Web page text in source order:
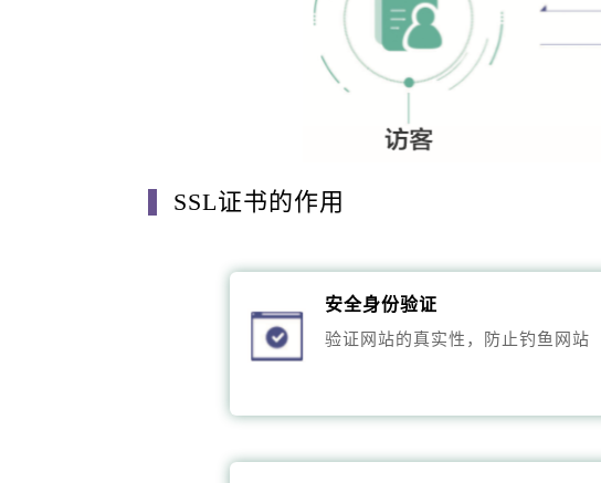
SSL证书的作用
安全身份验证
验证网站的真实性，防止钓鱼网站